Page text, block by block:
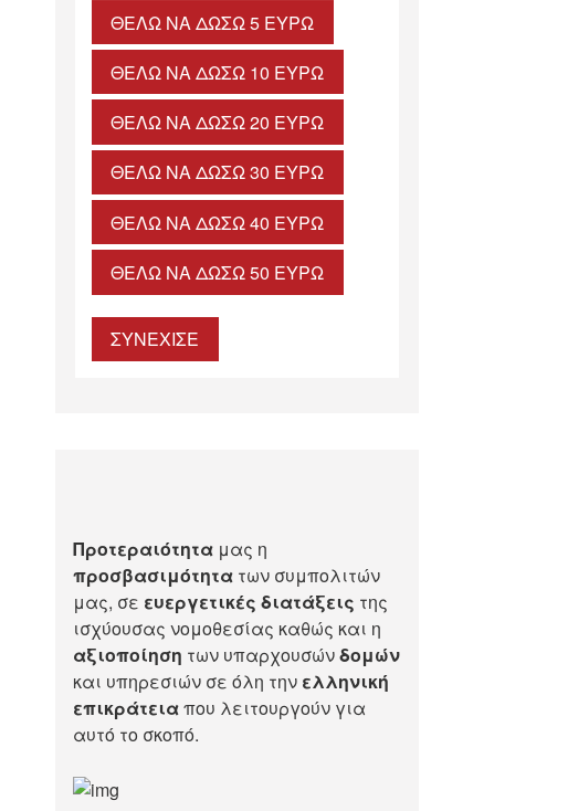
ΘΈΛΩ ΝΑ ΔΏΣΩ 5 ΕΥΡΏ
ΘΈΛΩ ΝΑ ΔΏΣΩ 10 ΕΥΡΏ
ΘΈΛΩ ΝΑ ΔΏΣΩ 20 ΕΥΡΏ
ΘΈΛΩ ΝΑ ΔΏΣΩ 30 ΕΥΡΏ
ΘΈΛΩ ΝΑ ΔΏΣΩ 40 ΕΥΡΏ
ΘΈΛΩ ΝΑ ΔΏΣΩ 50 ΕΥΡΏ
ΣΥΝΕΧΙΣΕ
Προτεραιότητα μας η
προσβασιμότητα των συμπολιτών
μας, σε ευεργετικές διατάξεις της
ισχύουσας νομοθεσίας καθώς και η
αξιοποίηση των υπαρχουσώνδομών
και υπηρεσιών σε όλη την ελληνική
επικράτειαπου λειτουργούν για
αυτό το σκοπό.​